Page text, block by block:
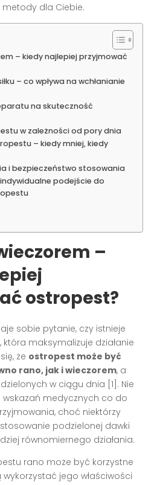
dla Ciebie.
– kiedy najlepiej przyjmować
– co wpływa na wchłanianie
na skuteczność
w zależności od pory dnia
– kiedy mniej, kiedy
i bezpieczeństwo stosowania
podejście do
–
ostropest?
sobie pytanie, czy istnieje
maksymalizuje działanie
że ostropest może być
rano, jak i wieczorem, a
w ciągu dnia [1]. Nie
medycznych co do
choć niektórzy
podzielonej dawki
równomiernego działania.
rano może być korzystne
jego właściwości